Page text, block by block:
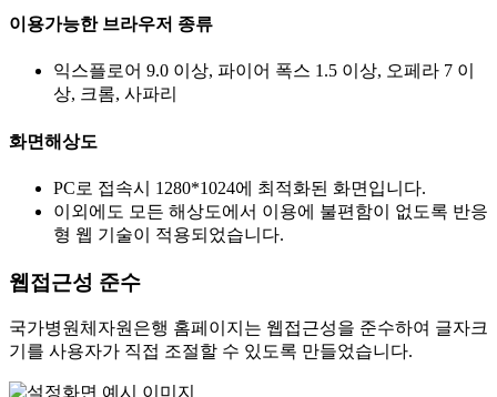
이용가능한 브라우저 종류
익스플로어 9.0 이상, 파이어 폭스 1.5 이상, 오페라 7 이
상, 크롬, 사파리
화면해상도
PC로 접속시 1280*1024에 최적화된 화면입니다.
이외에도 모든 해상도에서 이용에 불편함이 없도록 반응
형 웹 기술이 적용되었습니다.
웹접근성 준수
국가병원체자원은행 홈페이지는 웹접근성을 준수하여 글자크
기를 사용자가 직접 조절할 수 있도록 만들었습니다.